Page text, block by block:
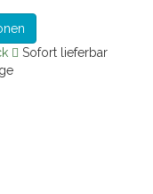
Sofort lieferbar